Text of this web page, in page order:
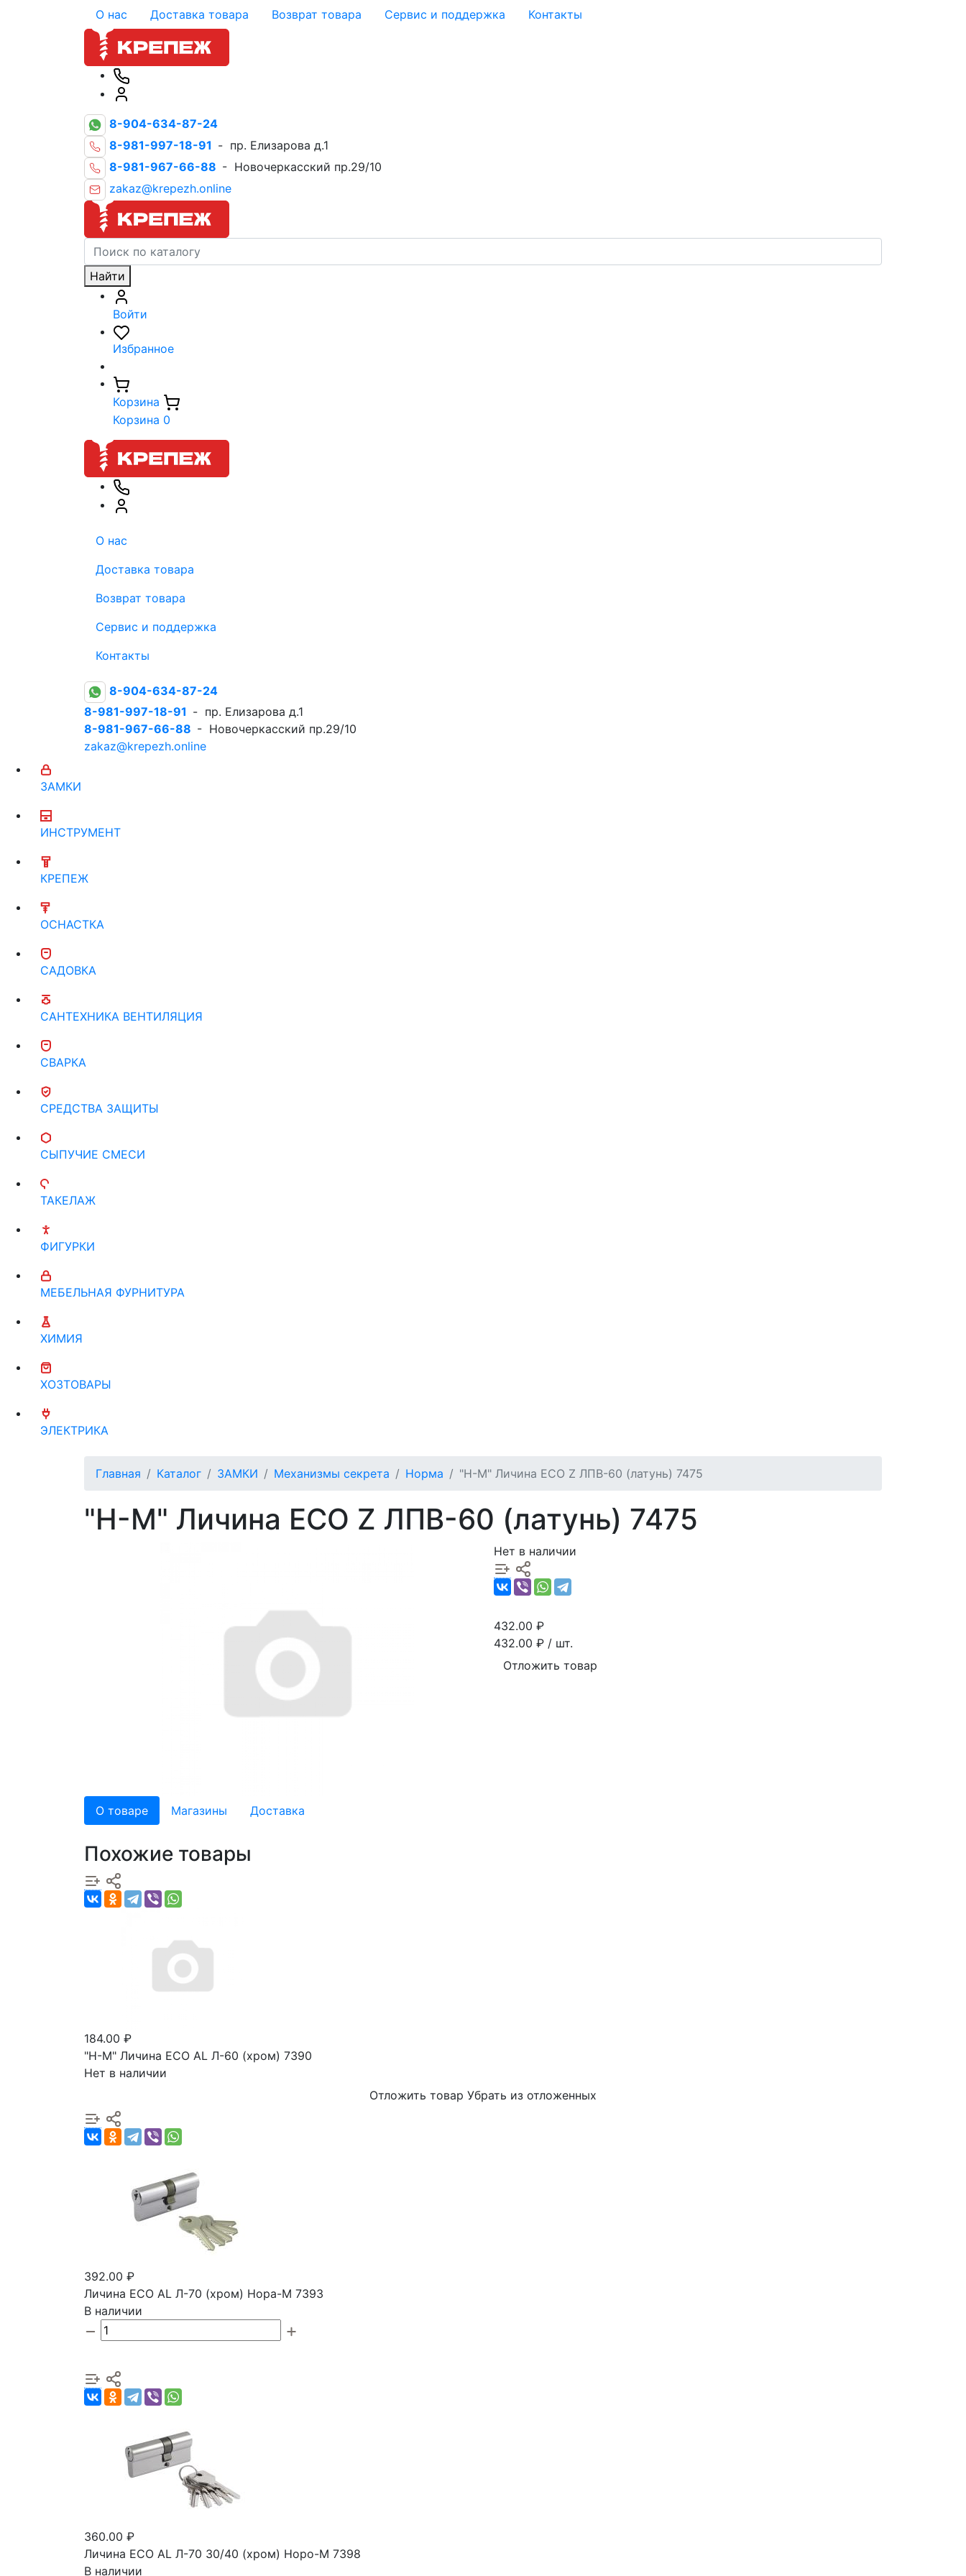
О нас Доставка товара Возврат товара Сервис и поддержка Контакты
8-904-634-87-24
8-981-997-18-91 - пр. Елизарова д.1
8-981-967-66-88 - Новочеркасский пр.29/10
zakaz@krepezh.online
Найти
Войти
Избранное
Корзина
Корзина 0
О нас
Доставка товара
Возврат товара
Сервис и поддержка
Контакты
8-904-634-87-24
8-981-997-18-91 - пр. Елизарова д.1
8-981-967-66-88 - Новочеркасский пр.29/10
zakaz@krepezh.online
ЗАМКИ
ИНСТРУМЕНТ
КРЕПЕЖ
ОСНАСТКА
САДОВКА
САНТЕХНИКА ВЕНТИЛЯЦИЯ
СВАРКА
СРЕДСТВА ЗАЩИТЫ
СЫПУЧИЕ СМЕСИ
ТАКЕЛАЖ
ФИГУРКИ
МЕБЕЛЬНАЯ ФУРНИТУРА
ХИМИЯ
ХОЗТОВАРЫ
ЭЛЕКТРИКА
Главная Каталог ЗАМКИ Механизмы секрета Норма "Н-М" Личина ECO Z ЛПВ-60 (латунь) 7475
"Н-М" Личина ECO Z ЛПВ-60 (латунь) 7475
Нет в наличии
432.00 ₽
432.00 ₽ / шт.
Отложить товар
О товаре Магазины Доставка
Похожие товары
184.00 ₽
"Н-М" Личина ECO AL Л-60 (хром) 7390
Нет в наличии
Отложить товар Убрать из отложенных
392.00 ₽
Личина ECO AL Л-70 (хром) Нора-М 7393
В наличии
360.00 ₽
Личина ECO AL Л-70 30/40 (хром) Норо-М 7398
В наличии